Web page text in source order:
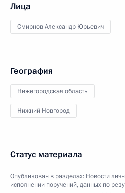
Лица
Смирнов Александр Юрьевич
География
Нижегородская область
Нижний Новгород
Статус материала
Опубликован в разделах: Новости
исполнении поручений, данных по